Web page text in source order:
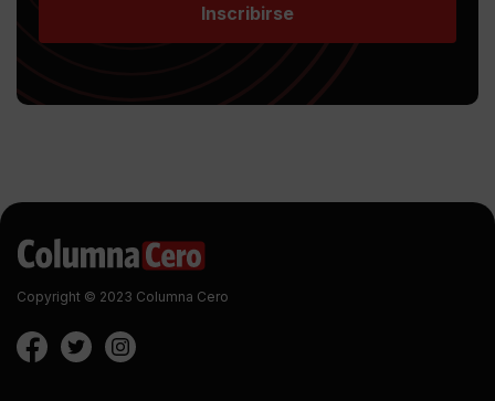
Inscribirse
Copyright © 2023 Columna Cero